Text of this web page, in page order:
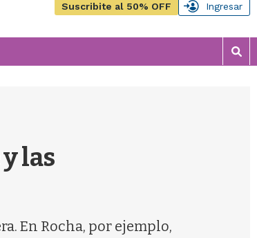
Suscribite al 50% OFF Ingresar
M
o
las
En Rocha, por ejemplo,